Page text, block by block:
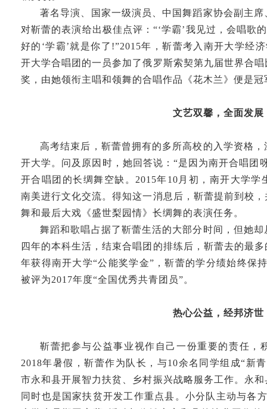
著名导演、国家一级演员、中国舞蹈家协会副主
对靳蕾的表演给出极佳点评：“‘学霸’我见过，会唱歌
好的‘学霸’就是你了!”2015年，靳蕾考入南开大学经
开大学合唱团的一员参加了俄罗斯索契第九届世界合
奖，由她领衔主唱和领舞的合唱作品《花木兰》便是冠
文艺双馨，全面发展
高考结束后，靳蕾曾拥有的多所高校的入学资格
开大学。问及原因时，她回答说：“是因为南开合唱团
开合唱团的长绸舞空缺。2015年10月初，南开大学学
南美进行文化交流。得知这一消息后，靳蕾提前到校
舞和最后大戏《盛世梨园情》长绸舞的表演任务。
舞蹈和歌唱占据了靳蕾生活的大部分时间，但她
四年的本科生活，结束合唱团的排练后，靳蕾去的最
年获得南开大学“公能奖学金”，靳蕾的学分绩始终保
被评为2017年度“全国优秀共青团员”。
热心公益，经邦济世
靳蕾把参与公益事业视作自己一份重要的责任，
2018年暑假，靳蕾作为队长，与10余名同学组成“新
市永和县开展智力扶贫、乡村振兴战略服务工作。永
同时也是国家扶贫开发工作重点县。小分队主动与各